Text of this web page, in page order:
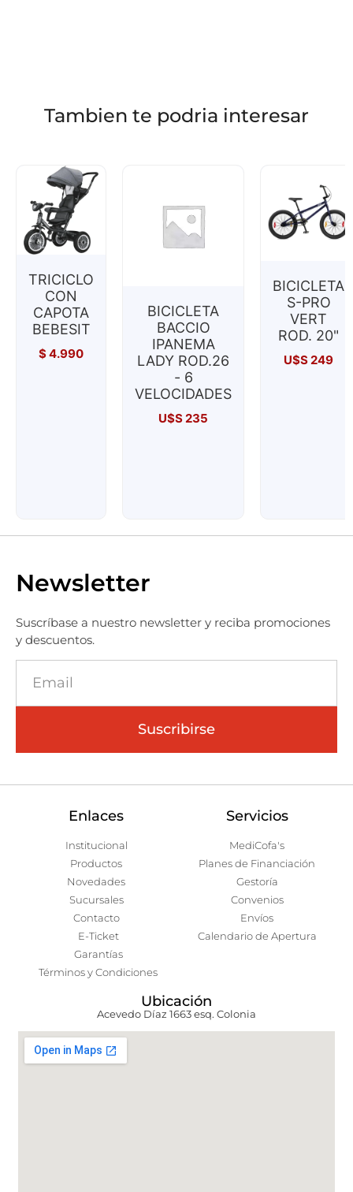
Tambien te podria interesar
TRICICLO
CON
CAPOTA
BEBESIT
$4.990
BICICLETA
BACCIO
IPANEMA
LADY ROD.26
- 6
VELOCIDADES
U$S 235
BICICLETA
S-PRO
VERT
ROD. 20"
U$S 249
Newsletter
Suscríbase a nuestro newsletter y reciba promociones
y descuentos.
Suscribirse
Enlaces
Institucional
Productos
Novedades
Sucursales
Contacto
E-Ticket
Garantías
Términos y Condiciones
Servicios
MediCofa's
Planes de Financiación
Gestoría
Convenios
Envíos
Calendario de Apertura
Ubicación
Acevedo Díaz 1663 esq. Colonia